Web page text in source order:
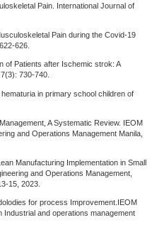
Pain. International Journal of
Pain during the Covid-19
626.
of Patients after Ischemic strok: A
730-740.
in primary school children of
A Systematic Review. IEOM
and Operations Management Manila,
Manufacturing Implementation in Small
and Operations Management,
15, 2023.
for process Improvement.IEOM
Industrial and operations management